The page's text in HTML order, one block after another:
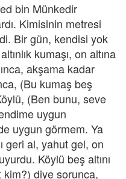
bin Münkedir
Kimisinin metresi
Bir gün, kendisi yok
kumaşı, on altına
akşama kadar
(Bu kumaş beş
(Ben bunu, seve
uygun
uygun görmem. Ya
geri al, yahut gel, on
Köylü beş altını
kim?) diye sorunca,